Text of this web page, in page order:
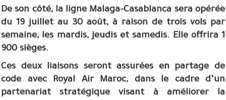
De son côté, la ligne Malaga–Casablanca sera opérée
du 19 juillet au 30 août, à raison de trois vols par
semaine, les mardis, jeudis et samedis. Elle offrira 1
900 sièges.
Ces deux liaisons seront assurées en partage de
code avec Royal Air Maroc, dans le cadre d’un
partenariat stratégique visant à améliorer la